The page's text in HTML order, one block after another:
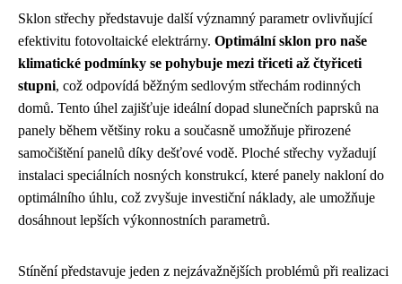
Sklon střechy představuje další významný parametr ovlivňující
efektivitu fotovoltaické elektrárny. Optimální sklon pro naše
klimatické podmínky se pohybuje mezi třiceti až čtyřiceti
stupni, což odpovídá běžným sedlovým střechám rodinných
domů. Tento úhel zajišťuje ideální dopad slunečních paprsků na
panely během většiny roku a současně umožňuje přirozené
samočištění panelů díky dešťové vodě. Ploché střechy vyžadují
instalaci speciálních nosných konstrukcí, které panely nakloní do
optimálního úhlu, což zvyšuje investiční náklady, ale umožňuje
dosáhnout lepších výkonnostních parametrů.
Stínění představuje jeden z nejzávažnějších problémů při realizaci